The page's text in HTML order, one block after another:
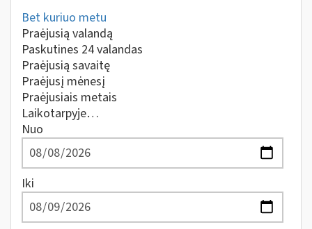
Bet kuriuo metu
Praėjusią valandą
Paskutines 24 valandas
Praėjusią savaitę
Praėjusį mėnesį
Praėjusiais metais
Laikotarpyje…
Nuo
Iki